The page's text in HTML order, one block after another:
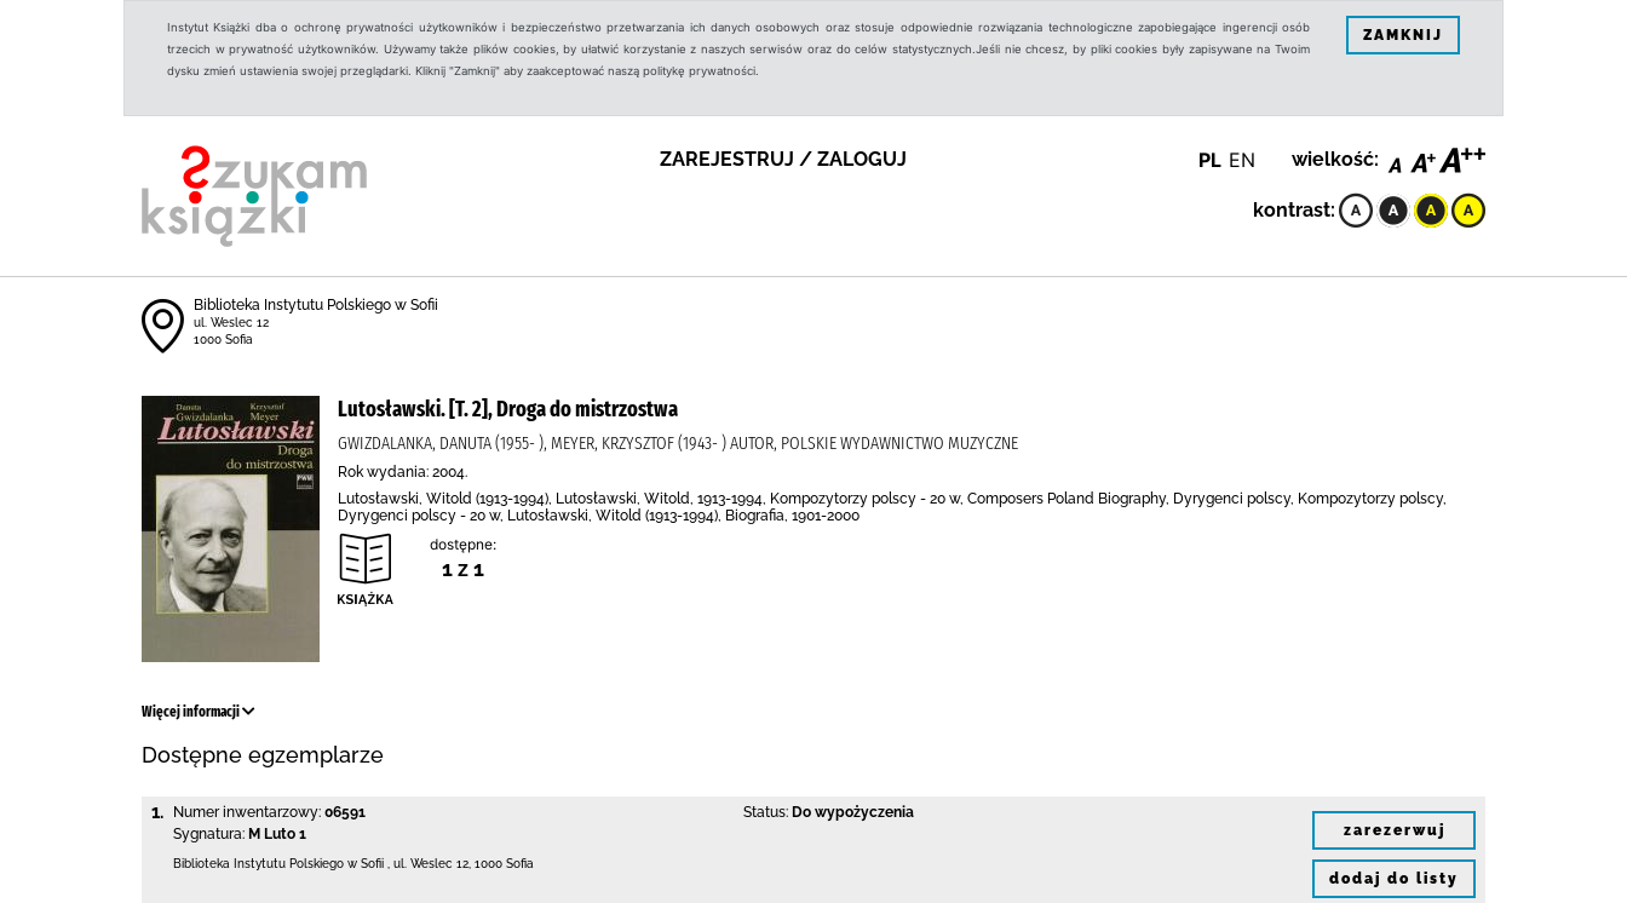
Instytut Książki dba o ochronę prywatności użytkowników i bezpieczeństwo przetwarzania ich danych osobowych oraz stosuje odpowiednie rozwiązania technologiczne zapobiegające ingerencji osób
trzecich w prywatność użytkowników. Używamy także plików cookies, by ułatwić korzystanie z naszych serwisów oraz do celów statystycznych.Jeśli nie chcesz, by pliki cookies były zapisywane na Twoim
dysku zmień ustawienia swojej przeglądarki. Kliknij "Zamknij" aby zaakceptować naszą politykę prywatności.
ZAMKNIJ
ZAREJESTRUJ / ZALOGUJ PL EN wielkość:
kontrast:
Biblioteka Instytutu Polskiego w Sofii
ul. Weslec 12
1000 Sofia
Lutosławski. [T. 2], Droga do mistrzostwa
GWIZDALANKA, DANUTA (1955- ), MEYER, KRZYSZTOF (1943- ) AUTOR, POLSKIE WYDAWNICTWO MUZYCZNE
Rok wydania: 2004.
Lutosławski, Witold (1913-1994), Lutosławski, Witold, 1913-1994, Kompozytorzy polscy - 20 w, Composers Poland Biography, Dyrygenci polscy, Kompozytorzy polscy,
Dyrygenci polscy - 20 w, Lutosławski, Witold (1913-1994), Biografia, 1901-2000
dostępne:
1 z 1
Więcej informacji
Dostępne egzemplarze
1. Numer inwentarzowy: 06591
Sygnatura: M Luto 1
Status: Do wypożyczenia
Biblioteka Instytutu Polskiego w Sofii ul. Weslec 12 1000 Sofia
zarezerwuj
dodaj do listy